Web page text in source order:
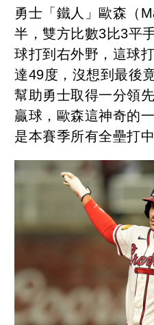
勇士「鐵人」歐森（
半，雙方比數3比3平
球打到右外野，這球
達49度，沒想到最後
幫助勇士取得一分領
贏球，歐森這神奇的
是本賽季所有全壘打